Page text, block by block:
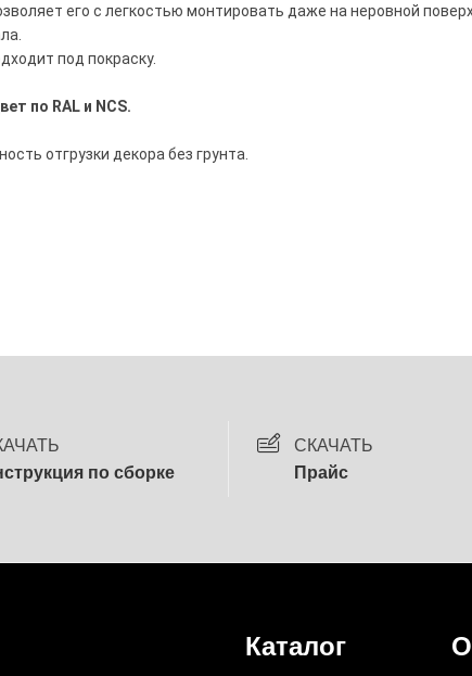
его с легкостью монтировать даже на неровной
под покраску.
по RAL и NCS.
отгрузки декора без грунта.
по сборке
СКАЧАТЬ
Прайс
Каталог